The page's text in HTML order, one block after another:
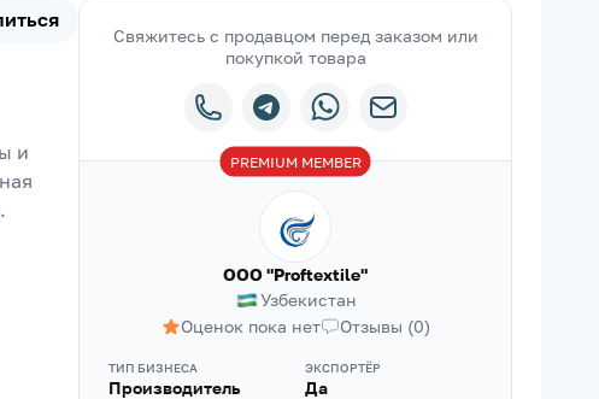
и
Свяжитесь с продавцом перед заказом или
покупкой товара
OOO "Proftextile"
Узбекистан
Оценок пока нет
Отзывы (0)
ТИП БИЗНЕСА
Производитель
ЭКСПОРТЁР
Да
PREMIUMMEMBER